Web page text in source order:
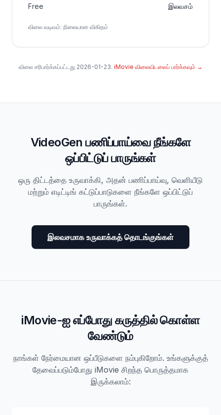
Free இலவசம்
விலை வடிவம்: நிலையான விகிதம்
விலை சரிபார்க்கப்பட்டது 2026-01-23. iMovie விலையிடலைப் பார்க்கவும் →
VideoGen பணிப்பாய்வை நீங்களே
ஒப்பிட்டுப் பாருங்கள்
ஒரு திட்டத்தை உருவாக்கி, அதன் பணிப்பாய்வு, வெளியீடு
மற்றும் எடிட்டிங் கட்டுப்பாடுகளை நீங்களே ஒப்பிட்டுப்
பாருங்கள்.
இலவசமாக உருவாக்கத் தொடங்குங்கள்
iMovie-ஐ எப்போது கருத்தில் கொள்ள
வேண்டும்
நாங்கள் நேர்மையான ஒப்பீடுகளை நம்புகிறோம். உங்களுக்குத்
தேவைப்படும்போது iMovie சிறந்த பொருத்தமாக
இருக்கலாம்: